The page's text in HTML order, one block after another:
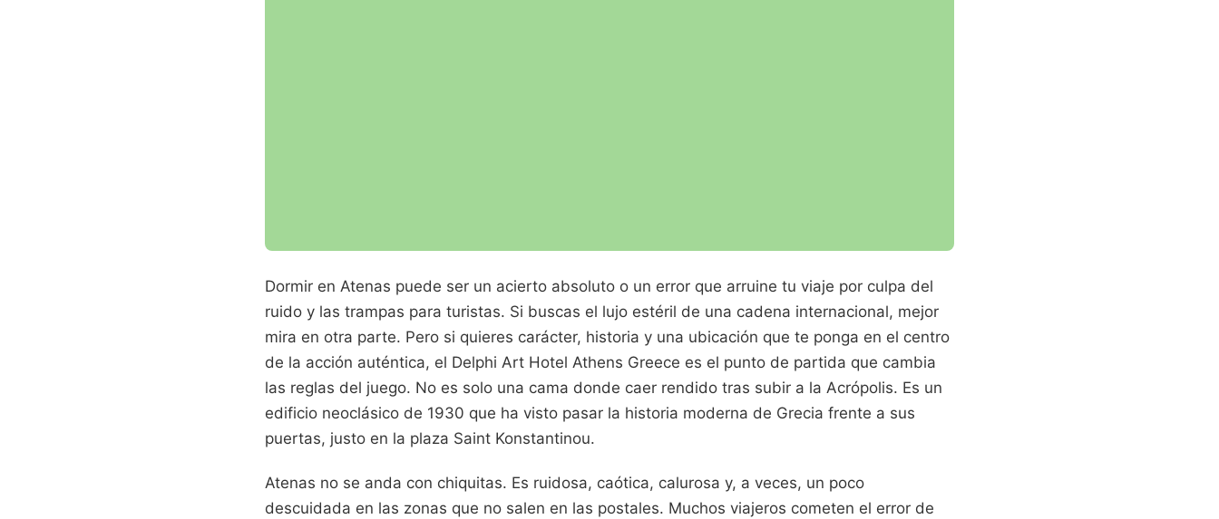
Dormir en Atenas puede ser un acierto absoluto o un error que arruine tu viaje por culpa del
ruido y las trampas para turistas. Si buscas el lujo estéril de una cadena internacional, mejor
mira en otra parte. Pero si quieres carácter, historia y una ubicación que te ponga en el centro
de la acción auténtica, el Delphi Art Hotel Athens Greece es el punto de partida que cambia
las reglas del juego. No es solo una cama donde caer rendido tras subir a la Acrópolis. Es un
edificio neoclásico de 1930 que ha visto pasar la historia moderna de Grecia frente a sus
puertas, justo en la plaza Saint Konstantinou.
Atenas no se anda con chiquitas. Es ruidosa, caótica, calurosa y, a veces, un poco
descuidada en las zonas que no salen en las postales. Muchos viajeros cometen el error de